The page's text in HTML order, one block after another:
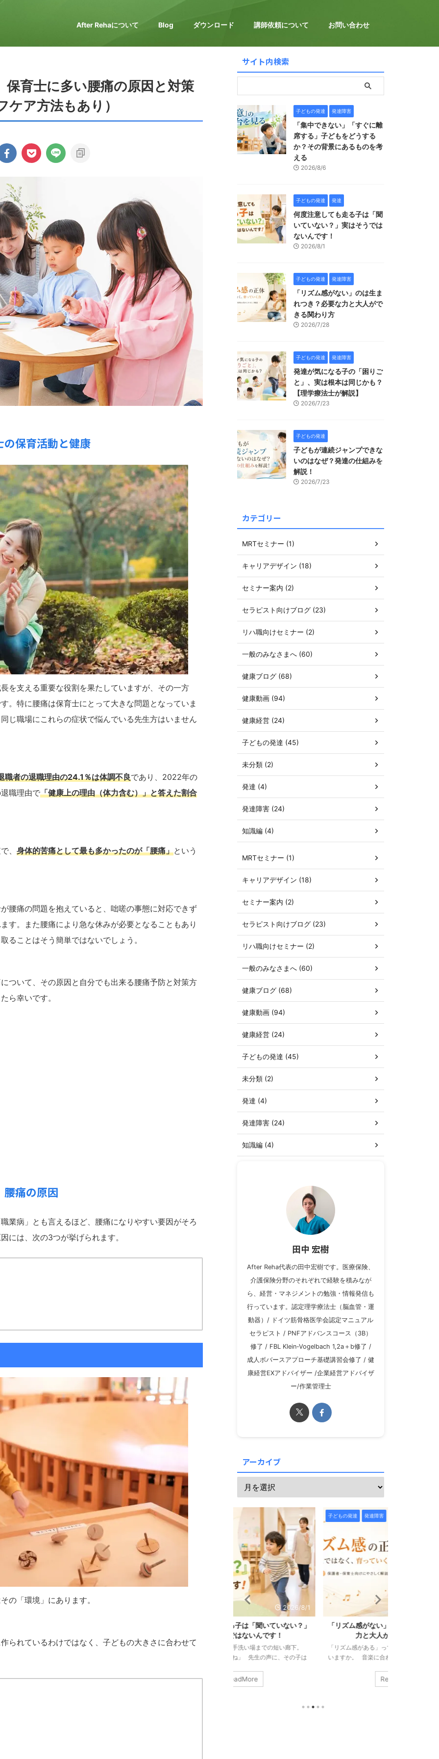
After Rehaについて Blog ダウンロード 講師依頼について お問い合わせ
保育士に多い腰痛の原因と対策
ア方法もあり）
の保育活動と健康
を支える重要な役割を果たしていますが、その一方
。特に腰痛は保育士にとって大きな問題となっていま
じ職場にこれらの症状で悩んでいる先生方はいません
職者の退職理由の24.1％は体調不良であり、2022年の
職理由で「健康上の理由（体力含む）」と答えた割合
、 身体的苦痛として最も多かったのが「腰痛」という
腰痛の問題を抱えていると、咄嗟の事態に対応できず
す。また腰痛により急な休みが必要となることもあり
ることはそう簡単ではないでしょう。
ついて、その原因と自分でも出来る腰痛予防と対策方
ら幸いです。
腰痛の原因
業病」とも言えるほど、腰痛になりやすい要因がそろ
には、次の3つが挙げられます。
の「環境」にあります。
られているわけではなく、子どもの大きさに合わせて
サイト内検索
子どもの発達 発達障害
「集中できない」「すぐに離
席する」子どもをどうする
か？その背景にあるものを考
える
2026/8/6
子どもの発達 発達
何度注意しても走る子は「聞
いていない？」実はそうでは
ないんです！
2026/8/1
子どもの発達 発達障害
「リズム感がない」のは生ま
れつき？必要な力と大人がで
きる関わり方
2026/7/28
子どもの発達 発達障害
発達が気になる子の「困りご
と」、実は根本は同じかも？
【理学療法士が解説】
2026/7/23
子どもの発達
子どもが連続ジャンプできな
いのはなぜ？発達の仕組みを
解説！
2026/7/23
カテゴリー
MRTセミナー (1)
キャリアデザイン (18)
セミナー案内 (2)
セラピスト向けブログ (23)
リハ職向けセミナー (2)
一般のみなさまへ (60)
健康ブログ (68)
健康動画 (94)
健康経営 (24)
子どもの発達 (45)
未分類 (2)
発達 (4)
発達障害 (24)
知識編 (4)
MRTセミナー (1)
キャリアデザイン (18)
セミナー案内 (2)
セラピスト向けブログ (23)
リハ職向けセミナー (2)
一般のみなさまへ (60)
健康ブログ (68)
健康動画 (94)
健康経営 (24)
子どもの発達 (45)
未分類 (2)
発達 (4)
発達障害 (24)
知識編 (4)
田中 宏樹
After Reha代表の田中宏樹です。医療保険、
介護保険分野のそれぞれで経験を積みなが
ら、経営・マネジメントの勉強・情報発信も
行っています。認定理学療法士（脳血管・運
動器）/ ドイツ筋骨格医学会認定マニュアル
セラピスト / PNFアドバンスコース（3B）
修了 / FBL Klein-Vogelbach 1,2a＋b修了 /
成人ボバースアプローチ基礎講習会修了 / 健
康経営EXアドバイザー /企業経営アドバイザ
ー/作業管理士
アーカイブ
しまうお子さん。 座って
わっている可能性があり
子どもの発達 発達
給食の前、保育室から手洗い場までの短い廊下。
いて、ゆっくり歩き出す。ちゃんと伝わった次の瞬
ReadMore
発達障害
2026/7/28
「リズム感がない」のは生まれつき？必要な
力と大人ができる関わり方
「リズム感がある」って、どんな状態のことだと思
いますか。 音楽に合わせて踊れること。手拍子が
す。 でも、こうして並べてみると気づきます。ダ
ンスも手拍子も縄跳びも、動きはまるで違うのに、
る。 つまりリズム感とは、ひとつの決まった技術